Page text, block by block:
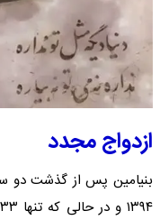
ازدواج مجدد
بنیامین پس از گذشت دو